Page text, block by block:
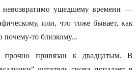
невозвратимо ушедшему времени —
или, что тоже бывает, как
то близкому...
прочно привязан к двадцатым. В